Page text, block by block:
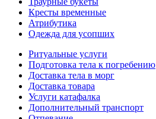
Кресты временные
Атрибутика
Одежда для усопших
Ритуальные услуги
Подготовка тела к погребению
Доставка тела в морг
Доставка товара
Услуги катафалка
Дополнительный транспорт